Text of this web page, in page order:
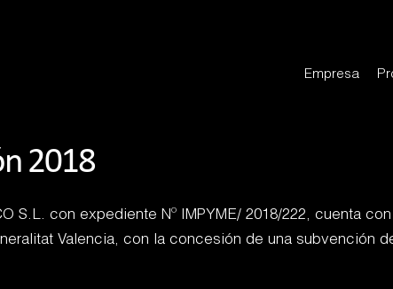
Empresa
2018
S.L. con expediente Nº IMPYME/ 2018/222, cuenta
Valencia, con la concesión de una subvención